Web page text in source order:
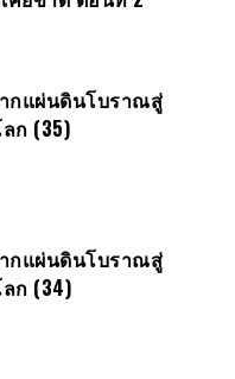
กแผ่นดินโบราณสู่
ก​ (35)
กแผ่นดินโบราณสู่
ก​ (34)